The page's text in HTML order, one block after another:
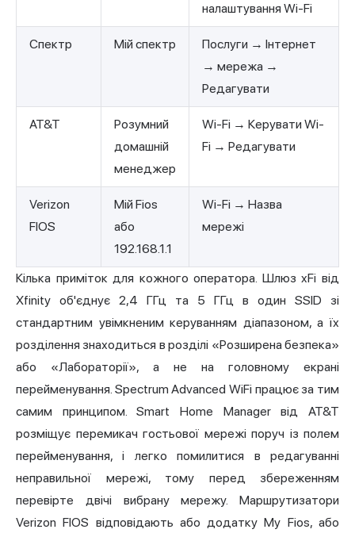
налаштування Wi-Fi
Спектр Мій спектр
Послуги → Інтернет
→ мережа →
Редагувати
AT&T
Розумний
домашній
менеджер
Wi-Fi → Керувати Wi-
Fi → Редагувати
Verizon
FIOS
Мій Fios
або
192.168.1.1
Wi-Fi → Назва
мережі
Кілька приміток для кожного оператора. Шлюз xFi від
Xfinity об'єднує 2,4 ГГц та 5 ГГц в один SSID зі
стандартним увімкненим керуванням діапазоном, а їх
розділення знаходиться в розділі «Розширена безпека»
або «Лабораторії», а не на головному екрані
перейменування. Spectrum Advanced WiFi працює за тим
самим принципом. Smart Home Manager від AT&T
розміщує перемикач гостьової мережі поруч із полем
перейменування, і легко помилитися в редагуванні
неправильної мережі, тому перед збереженням
перевірте двічі вибрану мережу. Маршрутизатори
Verizon FIOS відповідають або додатку My Fios, або